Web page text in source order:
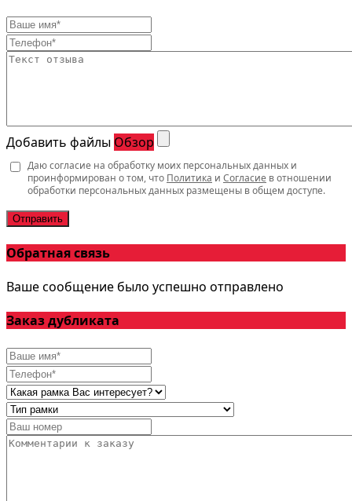
Добавить файлы Обзор
Даю согласие на обработку моих персональных данных и
проинформирован о том, что Политика и Согласие в отношении
обработки персональных данных размещены в общем доступе.
Отправить
Обратная связь
Ваше сообщение было успешно отправлено
Заказ дубликата